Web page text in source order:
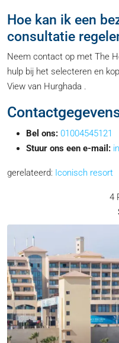
Hoe kan ik een
consultatie
Neem contact op met The
hulp bij het selecteren en
View van Hurghada .
Bel ons: 01004545121
Stuur ons een e-mail:
gerelateerd: Iconisch resort
4